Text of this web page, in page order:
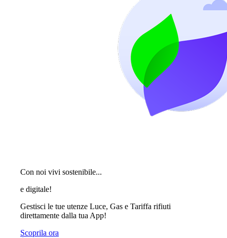
Con noi vivi sostenibile...
e digitale!
Gestisci le tue utenze Luce, Gas e Tariffa rifiuti
direttamente dalla tua App!
Scoprila ora